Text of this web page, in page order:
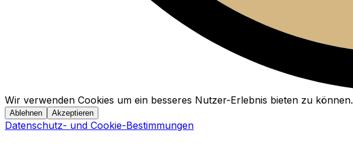
Wir verwenden Cookies um ein besseres Nutzer-Erlebnis bieten zu können.
Ablehnen Akzeptieren
Datenschutz- und Cookie-Bestimmungen